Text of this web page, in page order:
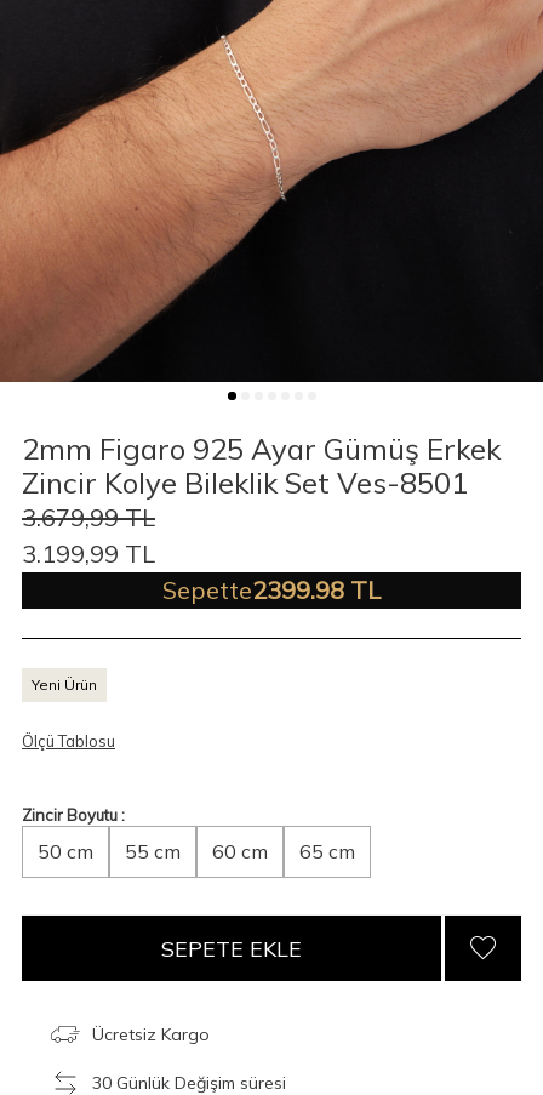
2mm Figaro 925 Ayar Gümüş Erkek
Zincir Kolye Bileklik Set Ves-8501
3.679,99TL
3.199,99 TL
Sepette2399.98 TL
Yeni Ürün
Ölçü Tablosu
Zincir Boyutu :
50 cm 55 cm 60 cm 65 cm
SEPETE EKLE
Ücretsiz Kargo
30 Günlük Değişim süresi